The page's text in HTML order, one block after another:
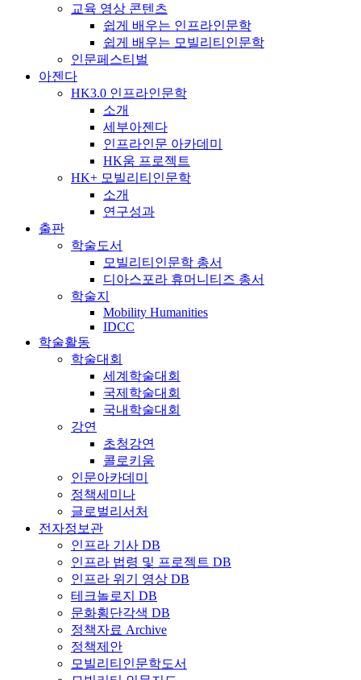
교육 영상 콘텐츠
쉽게 배우는 인프라인문학
쉽게 배우는 모빌리티인문학
인문페스티벌
아젠다
HK3.0 인프라인문학
소개
세부아젠다
인프라인문 아카데미
HK움 프로젝트
HK+ 모빌리티인문학
소개
연구성과
출판
학술도서
모빌리티인문학 총서
디아스포라 휴머니티즈 총서
학술지
Mobility Humanities
IDCC
학술활동
학술대회
세계학술대회
국제학술대회
국내학술대회
강연
초청강연
콜로키움
인문아카데미
정책세미나
글로벌리서처
전자정보관
인프라 기사 DB
인프라 법령 및 프로젝트 DB
인프라 위기 영상 DB
테크놀로지 DB
문화횡단각색 DB
정책자료 Archive
정책제안
모빌리티인문학도서